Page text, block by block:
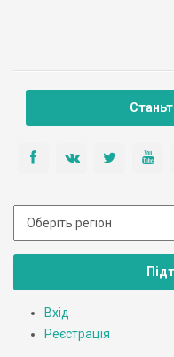
Вхід
Реєстрація